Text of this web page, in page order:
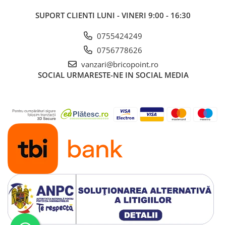
Glafuri din Aluminiu
Vopsele & Tencuieli Decorative
Finisaje Giorgio Graesan
Lacuri, Baițuri, Produse de Pregătit
Tapet Fibră de Sticlă
Capace de Gard
Cărămidă Klinker
Termice
Sobe și Șeminee
Coșuri și Tubulatură Evacuare
Ventilație, Climatizare
Accesorii Ventilație
SUPORT CLIENTI LUNI - VINERI 9:00 - 16:30
0755424249
0756778626
vanzari@bricopoint.ro
SOCIAL URMARESTE-NE IN SOCIAL MEDIA